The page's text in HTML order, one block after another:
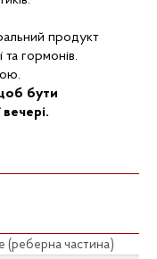
продукт
гормонів.
бути
(реберна частина)